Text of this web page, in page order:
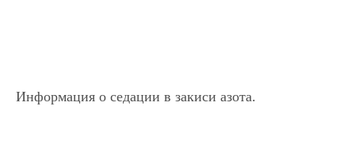
Информация о седации в закиси азота.